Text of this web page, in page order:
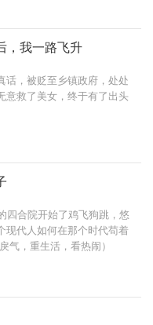
一世，周扬只想老婆孩子热
，我一路飞升
话，被贬至乡镇政府，处处
意救了美女，终于有了出头
四合院开始了鸡飞狗跳，悠
现代人如何在那个时代苟着
气，重生活，看热闹）